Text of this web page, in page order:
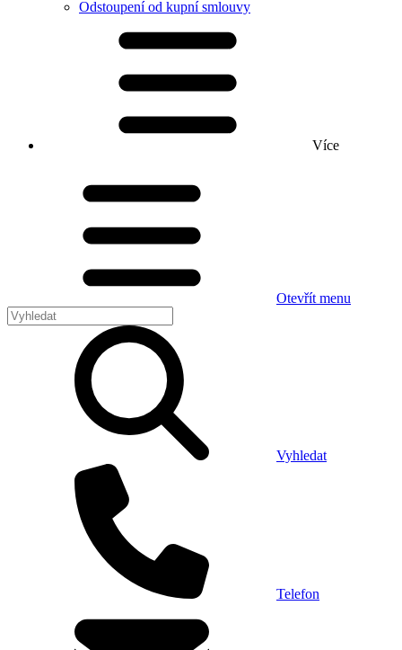
Odstoupení od kupní smlouvy
Více
Otevřít menu
Vyhledat
Telefon